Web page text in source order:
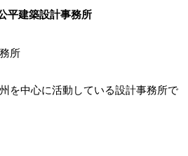
平建築設計事務所
所
を中心に活動している設計事務所で